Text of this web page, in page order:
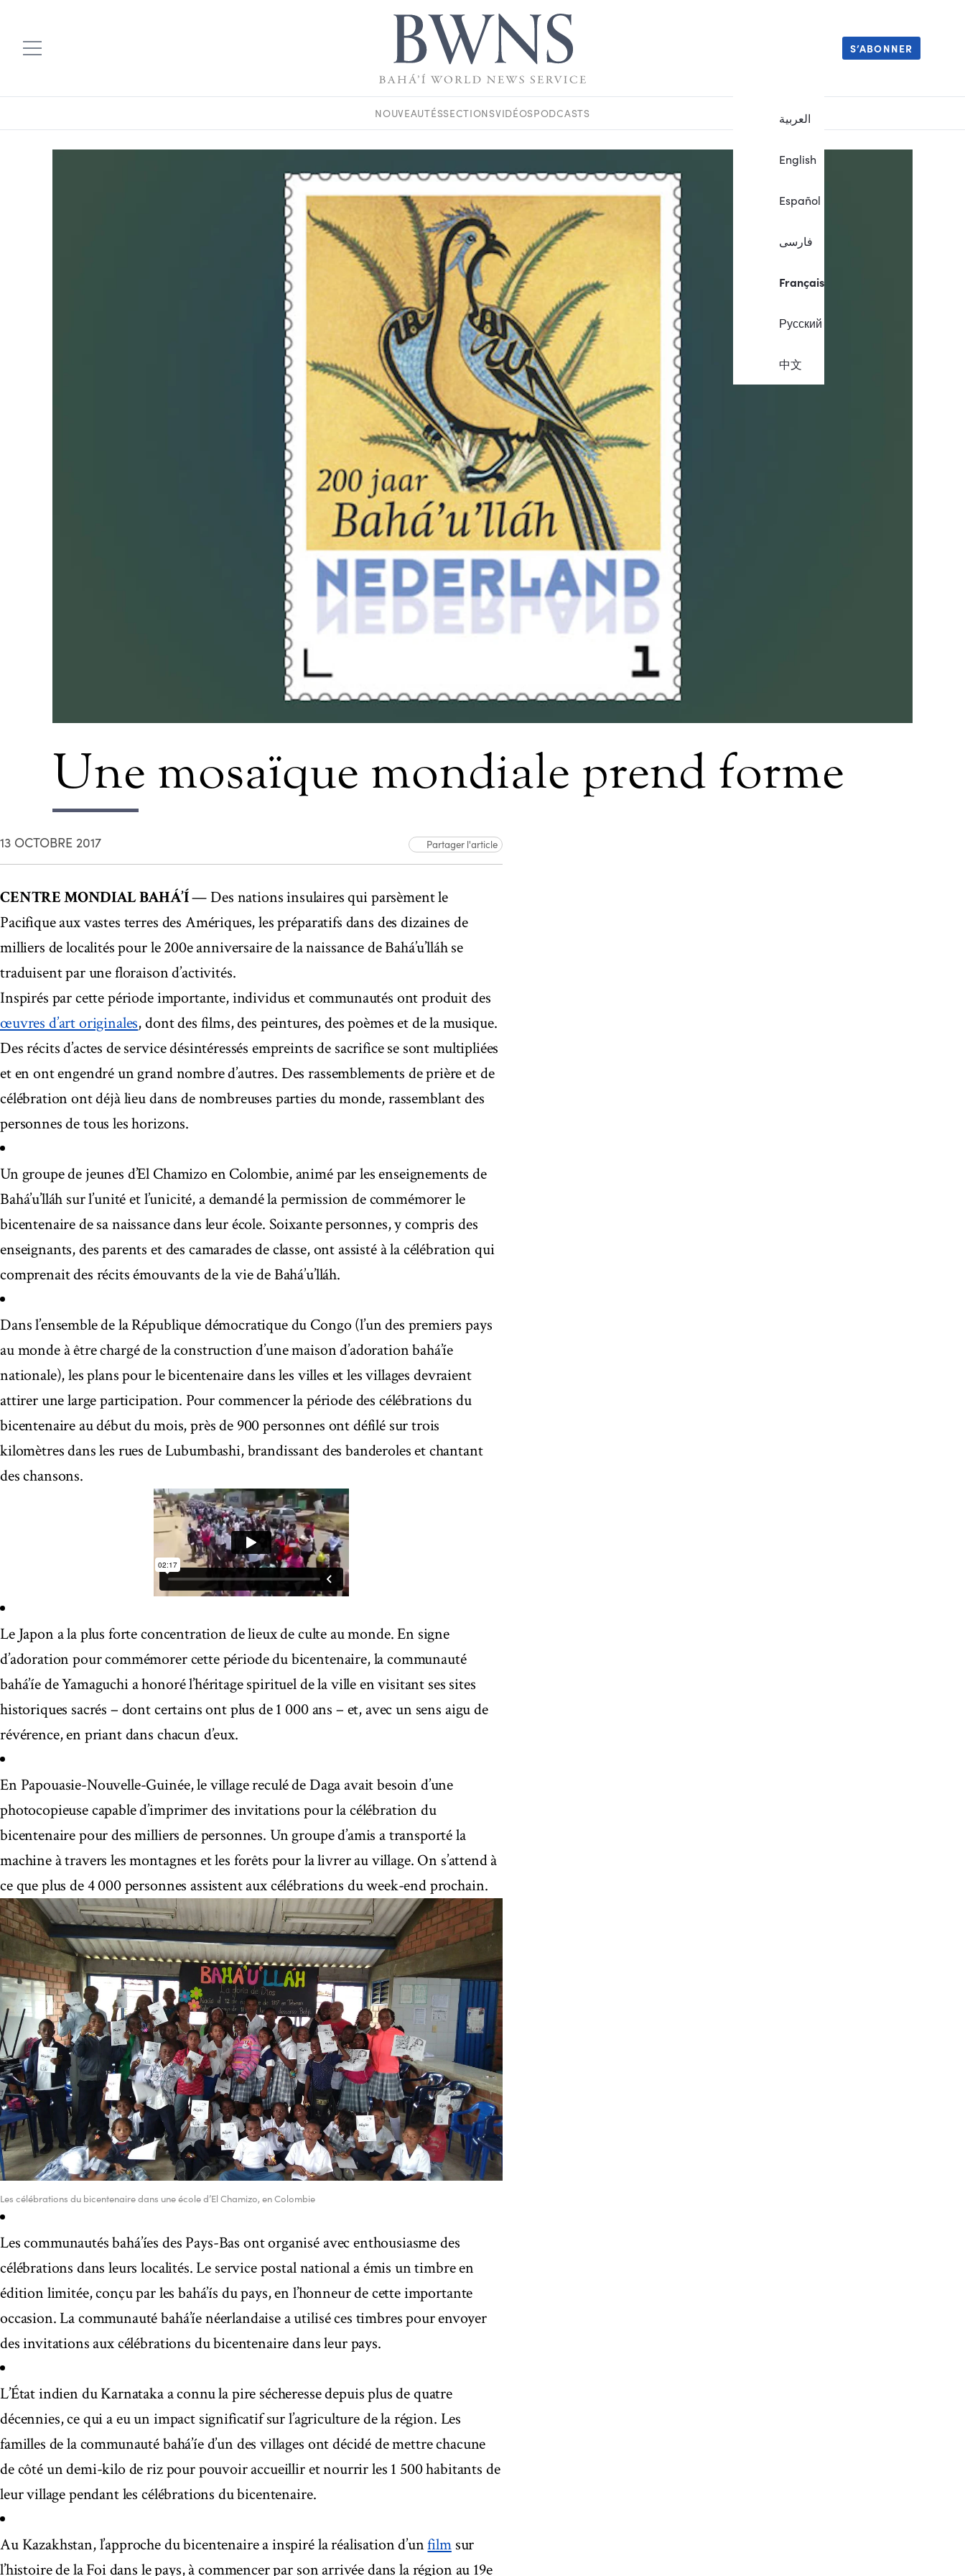
العربية
English
Español
فارسی
Français
Русский
中文
S’ABONNER
NOUVEAUTÉSSECTIONSVIDÉOSPODCASTS
Une mosaïque mondiale prend forme
13 OCTOBRE 2017 Partager l'article
CENTRE MONDIAL BAHÁ’Í— Des nations insulaires qui parsèment le
Pacifique aux vastes terres des Amériques, les préparatifs dans des dizaines de
milliers de localités pour le 200e anniversaire de la naissance de Bahá’u’lláh se
traduisent par une floraison d’activités.
Inspirés par cette période importante, individus et communautés ont produit des
œuvres d’art originales, dont des films, des peintures, des poèmes et de la musique.
Des récits d’actes de service désintéressés empreints de sacrifice se sont multipliées
et en ont engendré un grand nombre d’autres. Des rassemblements de prière et de
célébration ont déjà lieu dans de nombreuses parties du monde, rassemblant des
personnes de tous les horizons.
Un groupe de jeunes d’El Chamizo en Colombie, animé par les enseignements de
Bahá’u’lláh sur l’unité et l’unicité, a demandé la permission de commémorer le
bicentenaire de sa naissance dans leur école. Soixante personnes, y compris des
enseignants, des parents et des camarades de classe, ont assisté à la célébration qui
comprenait des récits émouvants de la vie de Bahá’u’lláh.
Dans l’ensemble de la République démocratique du Congo (l’un des premiers pays
au monde à être chargé de la construction d’une maison d’adoration bahá’íe
nationale), les plans pour le bicentenaire dans les villes et les villages devraient
attirer une large participation. Pour commencer la période des célébrations du
bicentenaire au début du mois, près de 900 personnes ont défilé sur trois
kilomètres dans les rues de Lubumbashi, brandissant des banderoles et chantant
des chansons.
Le Japon a la plus forte concentration de lieux de culte au monde. En signe
d’adoration pour commémorer cette période du bicentenaire, la communauté
bahá’íe de Yamaguchi a honoré l’héritage spirituel de la ville en visitant ses sites
historiques sacrés – dont certains ont plus de 1 000 ans – et, avec un sens aigu de
révérence, en priant dans chacun d’eux.
En Papouasie-Nouvelle-Guinée, le village reculé de Daga avait besoin d’une
photocopieuse capable d’imprimer des invitations pour la célébration du
bicentenaire pour des milliers de personnes. Un groupe d’amis a transporté la
machine à travers les montagnes et les forêts pour la livrer au village. On s’attend à
ce que plus de 4 000 personnes assistent aux célébrations du week-end prochain.
Les célébrations du bicentenaire dans une école d’El Chamizo, en Colombie
Les communautés bahá’íes des Pays-Bas ont organisé avec enthousiasme des
célébrations dans leurs localités. Le service postal national a émis un timbre en
édition limitée, conçu par les bahá’ís du pays, en l’honneur de cette importante
occasion. La communauté bahá’íe néerlandaise a utilisé ces timbres pour envoyer
des invitations aux célébrations du bicentenaire dans leur pays.
L’État indien du Karnataka a connu la pire sécheresse depuis plus de quatre
décennies, ce qui a eu un impact significatif sur l’agriculture de la région. Les
familles de la communauté bahá’íe d’un des villages ont décidé de mettre chacune
de côté un demi-kilo de riz pour pouvoir accueillir et nourrir les 1 500 habitants de
leur village pendant les célébrations du bicentenaire.
Au Kazakhstan, l’approche du bicentenaire a inspiré la réalisation d’unfilmsur
l’histoire de la Foi dans le pays, à commencer par son arrivée dans la région au 19e